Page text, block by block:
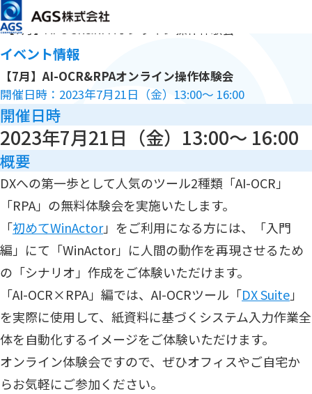
メインコンテンツまでスキップ
HOME イベント・セミナー
【7月】AI-OCR&RPAオンライン操作体験会
イベント情報
【7月】AI-OCR&RPAオンライン操作体験会
開催日時：2023年7月21日（金）13:00～ 16:00
開催日時
2023年7月21日（金）13:00～ 16:00
概要
DXへの第一歩として人気のツール2種類「AI-OCR」
「RPA」の無料体験会を実施いたします。
「初めてWinActor」をご利用になる方には、「入門
編」にて「WinActor」に人間の動作を再現させるため
の「シナリオ」作成をご体験いただけます。
「AI-OCR×RPA」編では、AI-OCRツール「DX Suite」
を実際に使用して、紙資料に基づくシステム入力作業全
体を自動化するイメージをご体験いただけます。
オンライン体験会ですので、ぜひオフィスやご自宅か
らお気軽にご参加ください。